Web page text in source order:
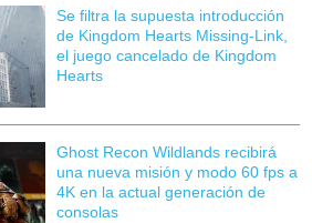
Se filtra la supuesta introducción
de Kingdom Hearts Missing-Link,
el juego cancelado de Kingdom
Hearts
Ghost Recon Wildlands recibirá
una nueva misión y modo 60 fps a
4K en la actual generación de
consolas